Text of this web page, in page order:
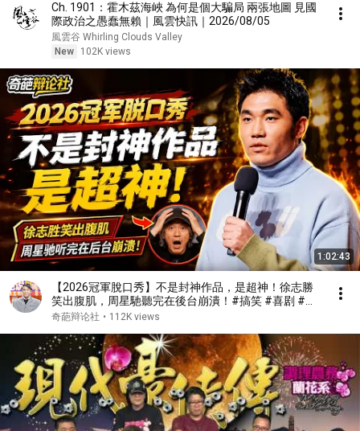
Ch. 1901：霍木茲海峽 為何是個大騙局 兩張地圖 見國
際政治之愚蠢無賴｜風雲快訊｜2026/08/05
風雲谷 Whirling Clouds Valley
New
102K views
1:02:43
【2026冠軍脫口秀】不是封神作品，是超神！徐志勝
笑出腹肌，周星馳聽完在後台崩潰！#搞笑 #喜剧 #脱
口秀 #standupcomedy #talkshow
奇葩辩论社 • 112K views